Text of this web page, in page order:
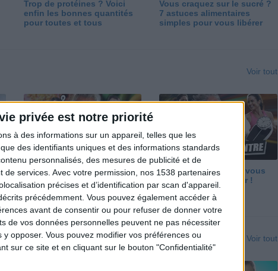
privée est notre priorité
à des informations sur un appareil, telles que les
des identifiants uniques et des informations standards
personnalisés, des mesures de publicité et de
de services. Avec votre permission, nos 1538 partenaires
précises et d’identification par scan d'appareil.
précédemment. Vous pouvez également accéder à
avant de consentir ou pour refuser de donner votre
de vos données personnelles peuvent ne pas nécessiter
opposer. Vous pouvez modifier vos préférences ou
sur ce site et en cliquant sur le bouton "Confidentialité"
Trop de protéines ? Voici
enfin les bonnes quantités
pour toutes et tous
Vous craquez sur le sucré ?
7 astuces alimentaires
simples pour vous libérer
Voir tout
Et après la perte de poids ?
Je fais comment ?
Maigrir vite ? Ce que vous
devez vraiment savoir !
Voir tout